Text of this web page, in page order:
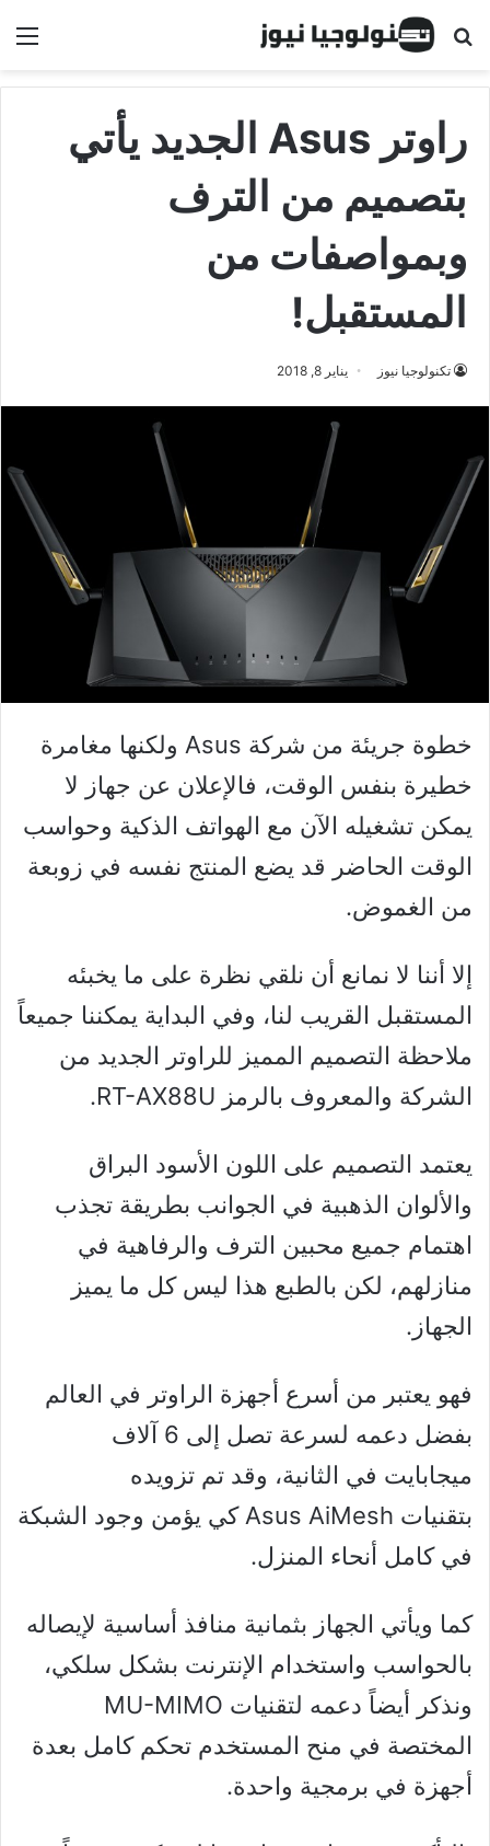
البحث عن
راوتر Asus الجديد يأتي
بتصميم من الترف
وبمواصفات من
المستقبل!
تكنولوجيا نيوز يناير 8, 2018
خطوة جريئة من شركة Asus ولكنها مغامرة
خطيرة بنفس الوقت، فالإعلان عن جهاز لا
يمكن تشغيله الآن مع الهواتف الذكية وحواسب
الوقت الحاضر قد يضع المنتج نفسه في زوبعة
من الغموض.
إلا أننا لا نمانع أن نلقي نظرة على ما يخبئه
المستقبل القريب لنا، وفي البداية يمكننا جميعاً
ملاحظة التصميم المميز للراوتر الجديد من
الشركة والمعروف بالرمز RT-AX88U.
يعتمد التصميم على اللون الأسود البراق
والألوان الذهبية في الجوانب بطريقة تجذب
اهتمام جميع محبين الترف والرفاهية في
منازلهم، لكن بالطبع هذا ليس كل ما يميز
الجهاز.
فهو يعتبر من أسرع أجهزة الراوتر في العالم
بفضل دعمه لسرعة تصل إلى 6 آلاف
ميجابايت في الثانية، وقد تم تزويده
بتقنيات Asus AiMesh كي يؤمن وجود الشبكة
في كامل أنحاء المنزل.
كما ويأتي الجهاز بثمانية منافذ أساسية لإيصاله
بالحواسب واستخدام الإنترنت بشكل سلكي،
ونذكر أيضاً دعمه لتقنيات MU-MIMO
المختصة في منح المستخدم تحكم كامل بعدة
أجهزة في برمجية واحدة.